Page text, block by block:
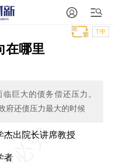
T中
在哪里
巨大的债务偿还压力。
府还债压力最大的时候
杰出院长讲席教授
者